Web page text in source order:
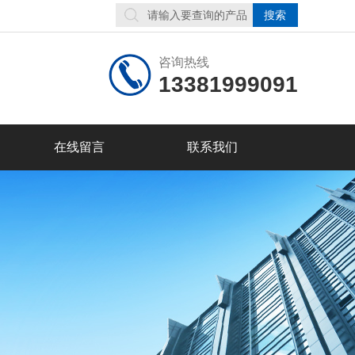
咨询热线
13381999091
在线留言 联系我们